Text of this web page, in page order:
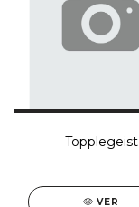
Topplegeist
VER